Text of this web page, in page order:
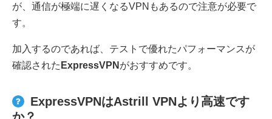
が、通信が極端に遅くなるVPNもあるので注意が必要で
す。
加入するのであれば、テストで優れたパフォーマンスが
確認された ExpressVPN がおすすめです。
ExpressVPNはAstrill VPNより高速です